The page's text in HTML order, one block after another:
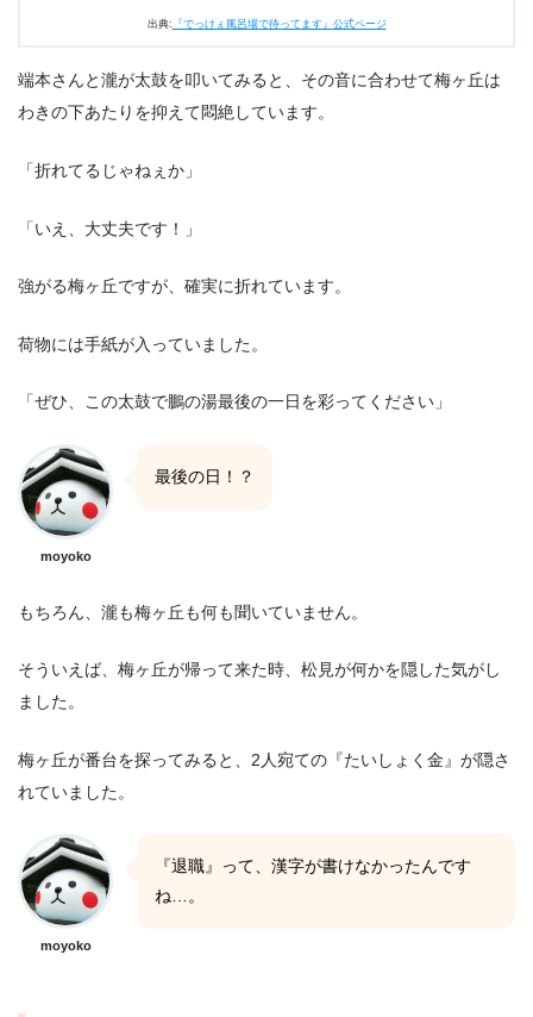
出典: 『でっけぇ風呂場で待ってます』公式ページ
端本さんと瀧が太鼓を叩いてみると、その音に合わせて梅ヶ丘は
わきの下あたりを抑えて悶絶しています。
「折れてるじゃねぇか」
「いえ、大丈夫です！」
強がる梅ヶ丘ですが、確実に折れています。
荷物には手紙が入っていました。
「ぜひ、この太鼓で鵬の湯最後の一日を彩ってください」
moyoko
最後の日！？
もちろん、瀧も梅ヶ丘も何も聞いていません。
そういえば、梅ヶ丘が帰って来た時、松見が何かを隠した気がし
ました。
梅ヶ丘が番台を探ってみると、2人宛ての『たいしょく金』が隠さ
れていました。
moyoko
『退職』って、漢字が書けなかったんです
ね…。